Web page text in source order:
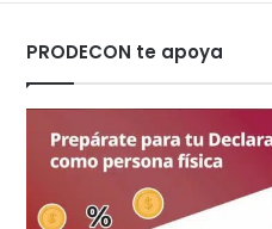
PRODECON te apoya